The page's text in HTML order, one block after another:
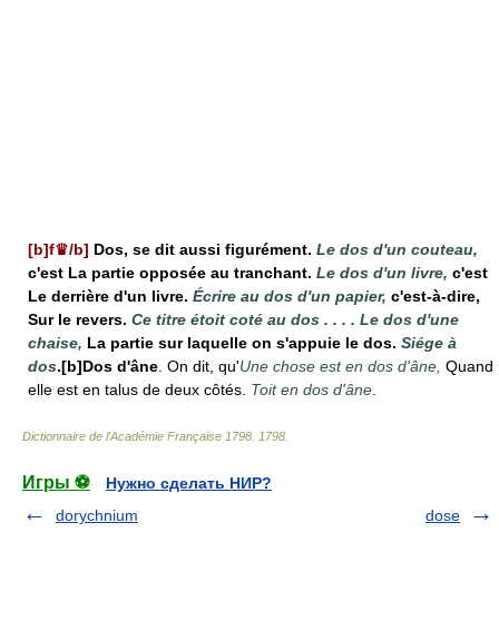
[b]f♛/b] Dos, se dit aussi figurément. Le dos d'un couteau,
c'est La partie opposée au tranchant. Le dos d'un livre, c'est
Le derrière d'un livre. Écrire au dos d'un papier, c'est-à-dire,
Sur le revers. Ce titre étoit coté au dos . . . . Le dos d'une
chaise, La partie sur laquelle on s'appuie le dos. Siége à
dos.[b]Dos d'âne . On dit, qu'Une chose est en dos d'âne, Quand
elle est en talus de deux côtés. Toit en dos d'âne
Dictionnaire de l'Académie Française 1798 1798
Игры ⚽
Нужно сделать НИР?
dorychnium
dose